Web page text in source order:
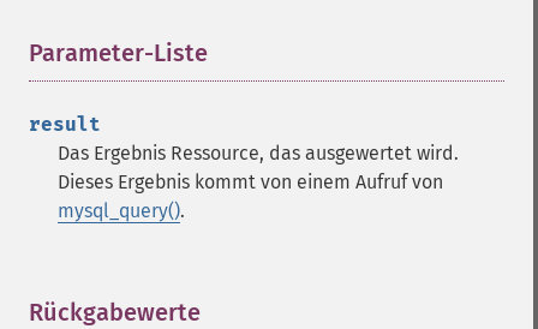
Parameter-Liste
result
Das Ergebnis Ressource, das ausgewertet wird.
Dieses Ergebnis kommt von einem Aufruf von
mysql_query().
Rückgabewerte